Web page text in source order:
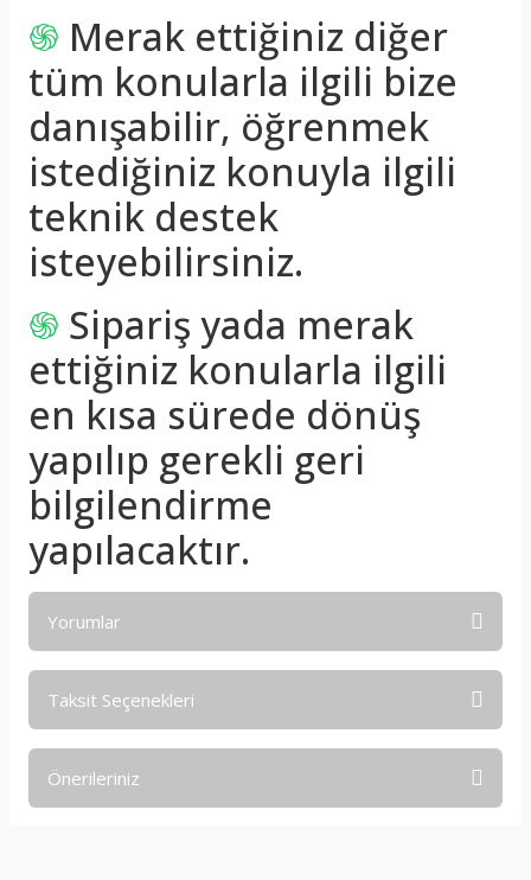
֍ Merak ettiğiniz diğer
tüm konularla ilgili bize
danışabilir, öğrenmek
istediğiniz konuyla ilgili
teknik destek
isteyebilirsiniz.
֍ Sipariş yada merak
ettiğiniz konularla ilgili
en kısa sürede dönüş
yapılıp gerekli geri
bilgilendirme
yapılacaktır.
Yorumlar
Taksit Seçenekleri
Önerileriniz